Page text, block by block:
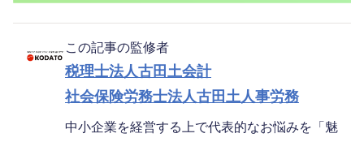
この記事の監修者
税理士法人古田土会計
社会保険労務士法人古田土人事労務
中小企業を経営する上で代表的なお悩みを「魅